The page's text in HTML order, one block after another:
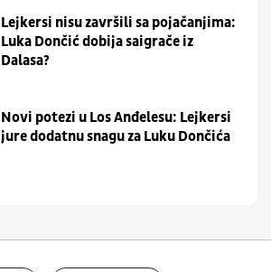
Lejkersi nisu završili sa pojačanjima:
Luka Dončić dobija saigrače iz
Dalasa?
Novi potezi u Los Anđelesu: Lejkersi
jure dodatnu snagu za Luku Dončića